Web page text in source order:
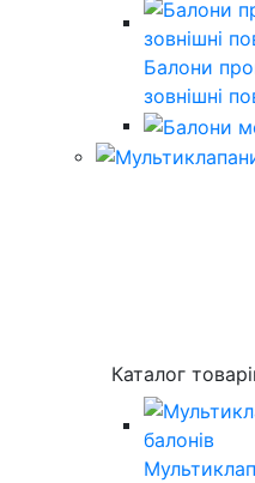
Балони
зовнішні
Каталог